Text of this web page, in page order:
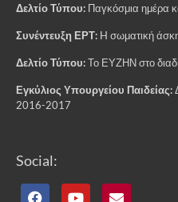
Δελτίο Τύπου: Παγκόσμια ημέρα
Συνέντευξη ΕΡΤ: H σωματική
Δελτίο Τύπου:Το ΕΥΖΗΝ στο
Εγκύλιος Υπουργείου Παιδείας:
2016-2017
Social: